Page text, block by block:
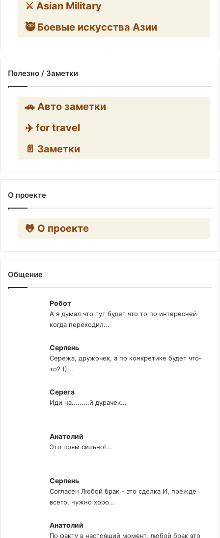
⚔️ Asian Military
🥷 Боевые искусства Азии
Полезно / Заметки
🚗 Авто заметки
✈️ for travel
📄 Заметки
О проекте
🐸 О проекте
Общение
Робот
А я думал что тут будет что то по интересней
когда переходил...
Серпень
Сережа, дружочек, а по конкретике будет что-
то? ))...
Серега
Иди на.........й дурачек...
Анатолий
Это прям сильно!...
Серпень
Согласен Любой брак - это сделка И, прежде
всего, нужно хоро...
Анатолий
По факту в настоящий момент, любой брак это